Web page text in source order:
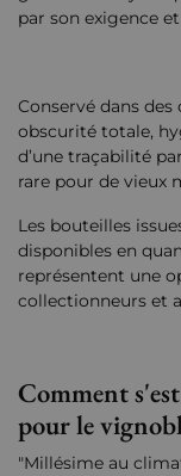
par son exigence
Conservé dans
obscurité totale,
d’une traçabilité
rare pour de vieux
Les bouteilles
disponibles en
représentent une
collectionneurs et
Comment
pour le
"Millésime au